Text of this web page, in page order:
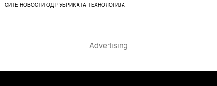
СИТЕ НОВОСТИ ОД РУБРИКАТА ТЕХНОЛОГИЈА